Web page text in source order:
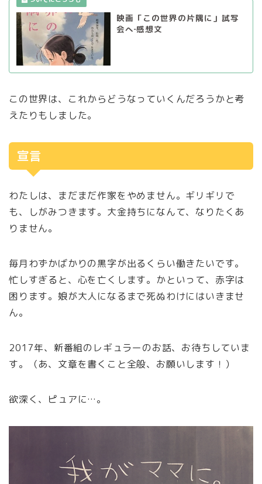
映画「この世界の片隅に」試写
会へ‐感想文
この世界は、これからどうなっていくんだろうかと考
えたりもしました。
宣言
わたしは、まだまだ作家をやめません。ギリギリで
も、しがみつきます。大金持ちになんて、なりたくあ
りません。
毎月わずかばかりの黒字が出るくらい働きたいです。
忙しすぎると、心を亡くします。かといって、赤字は
困ります。娘が大人になるまで死ぬわけにはいきませ
ん。
2017年、新番組のレギュラーのお話、お待ちしていま
す。（あ、文章を書くこと全般、お願いします！）
欲深く、ピュアに…。